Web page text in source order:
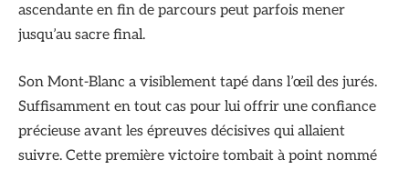
ascendante en fin de parcours peut parfois mener
jusqu’au sacre final.
Son Mont-Blanc a visiblement tapé dans l’œil des jurés.
Suffisamment en tout cas pour lui offrir une confiance
précieuse avant les épreuves décisives qui allaient
suivre. Cette première victoire tombait à point nommé